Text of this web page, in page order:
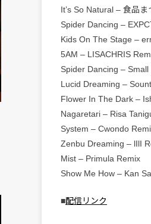
It’s So Natural – 食品
Spider Dancing –
Kids On The Stage –
5AM – LISACHRIS
Spider Dancing –
Lucid Dreaming –
Flower In The Dark –
Nagaretari – Risa
System – Cwondo
Zenbu Dreaming – lIlI
Mist – Primula Remix
Show Me How – Kan
■配信リンク